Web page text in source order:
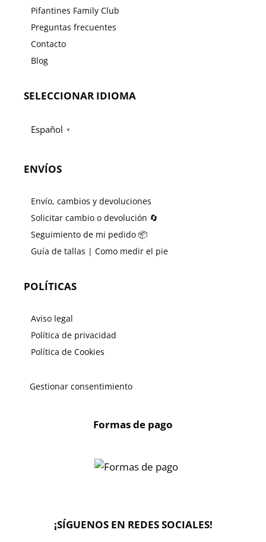
Pifantines Family Club
Preguntas frecuentes
Contacto
Blog
SELECCIONAR IDIOMA
Español ▼
ENVÍOS
Envío, cambios y devoluciones
Solicitar cambio o devolución 🔄
Seguimiento de mi pedido 📦
Guía de tallas | Como medir el pie
POLÍTICAS
Aviso legal
Política de privacidad
Política de Cookies
Gestionar consentimiento
Formas de pago
¡SÍGUENOS EN REDES SOCIALES!